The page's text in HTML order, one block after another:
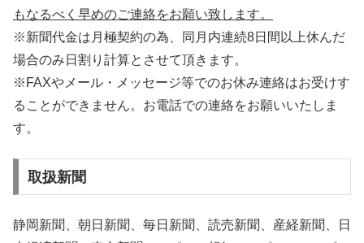
もなるべく早めのご連絡をお願い致します。
※新聞代金は月極契約の為、同月内連続8日間以上休んだ
場合のみ日割り計算とさせて頂きます。
※FAXやメール・メッセージ等でのお休み連絡はお受けす
ることができません。お電話での連絡をお願いいたしま
す。
取扱新聞
静岡新聞、朝日新聞、毎日新聞、読売新聞、産経新聞、日